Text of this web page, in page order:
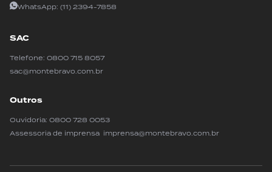
WhatsApp: (11) 2394-7858
SAC
Telefone: 0800 715 8057
sac@montebravo.com.br
Outros
Ouvidoria: 0800 728 0053
Assessoria de imprensa imprensa@montebravo.com.br